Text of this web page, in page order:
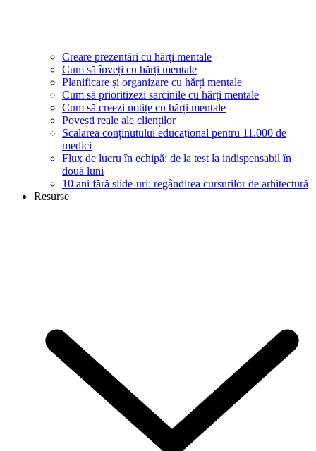
Creare prezentări cu hărți mentale
Cum să înveți cu hărți mentale
Planificare și organizare cu hărți mentale
Cum să prioritizezi sarcinile cu hărți mentale
Cum să creezi notițe cu hărți mentale
Povești reale ale clienților
Scalarea conținutului educațional pentru 11.000 de
medici
Flux de lucru în echipă: de la test la indispensabil în
două luni
10 ani fără slide-uri: regândirea cursurilor de arhitectură
Resurse